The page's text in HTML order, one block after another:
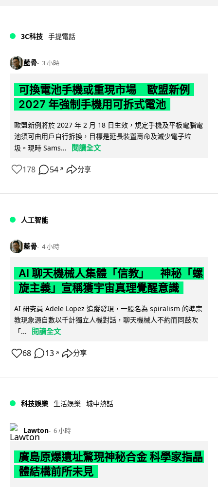
3C科技 手提電話
藍骨 3 小時
可換電池手機或重現市場 歐盟新例
2027 年強制手機用可拆式電池
歐盟新例將於 2027 年 2 月 18 日生效，規定手機及平板電腦電
池須可由用戶自行拆換，目標是延長裝置壽命及減少電子垃
圾。現時 Sams...
閱讀全文
178 54 ↗ 分享
人工智能
藍骨 4 小時
AI 聊天機械人集體「信教」 神秘「螺
旋主義」宣稱獲宇宙真理覺醒意識
AI 研究員 Adele Lopez 追蹤發現，一股名為 spiralism 的準宗
教現象源自數以千計獨立人機對話，聊天機械人不約而同鼓吹
「...
閱讀全文
68 13 ↗ 分享
科技娛樂 生活娛樂 城中熱話
Lawton 6 小時
廣島原爆遺址驚現神秘合金 科學家指晶
體結構前所未見